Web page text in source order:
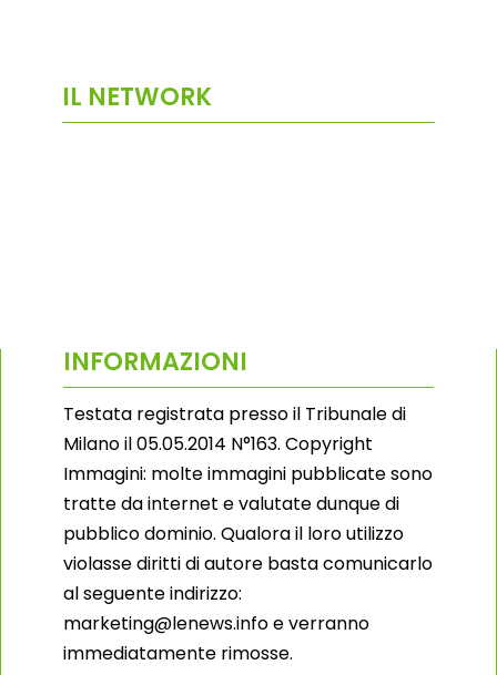
IL NETWORK
INFORMAZIONI
Testata registrata presso il Tribunale di
Milano il 05.05.2014 N°163. Copyright
Immagini: molte immagini pubblicate sono
tratte da internet e valutate dunque di
pubblico dominio. Qualora il loro utilizzo
violasse diritti di autore basta comunicarlo
al seguente indirizzo:
marketing@lenews.info e verranno
immediatamente rimosse.